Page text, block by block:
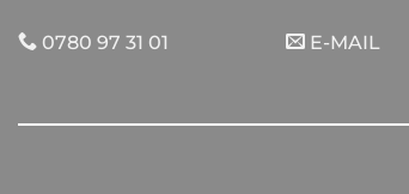
0780 97 31 01 E-MAIL